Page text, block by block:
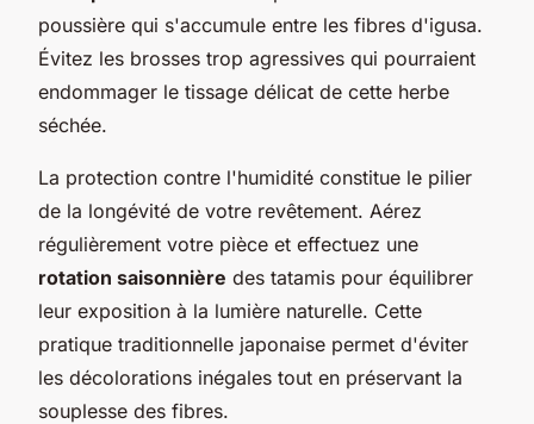
poussière qui s'accumule entre les fibres d'igusa.
Évitez les brosses trop agressives qui pourraient
endommager le tissage délicat de cette herbe
séchée.
La protection contre l'humidité constitue le pilier
de la longévité de votre revêtement. Aérez
régulièrement votre pièce et effectuez une
rotation saisonnière des tatamis pour équilibrer
leur exposition à la lumière naturelle. Cette
pratique traditionnelle japonaise permet d'éviter
les décolorations inégales tout en préservant la
souplesse des fibres.